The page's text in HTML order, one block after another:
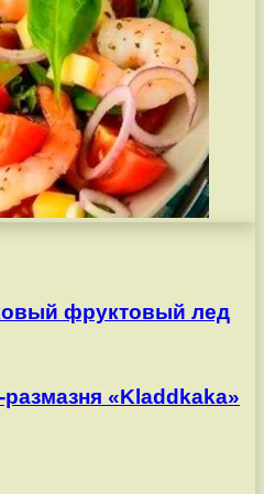
фруктовый лед
«Kladdkaka»